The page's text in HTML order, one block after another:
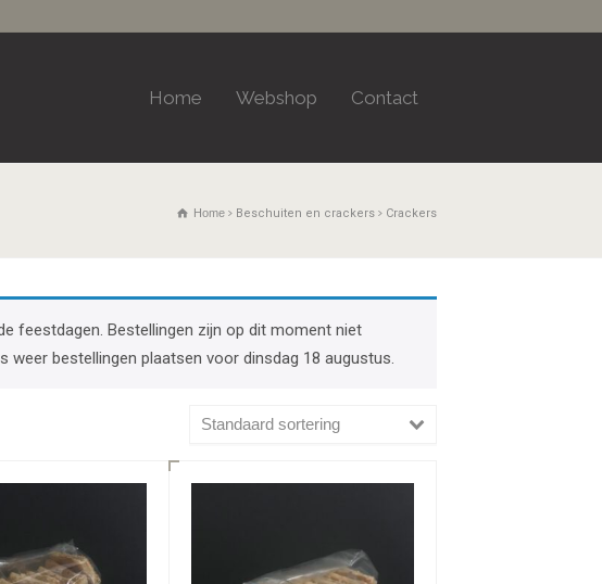
Home Webshop Contact
Home Beschuiten en crackers Crackers
feestdagen. Bestellingen zijn op dit moment niet
weer bestellingen plaatsen voor dinsdag 18 augustus.
Standaard sortering